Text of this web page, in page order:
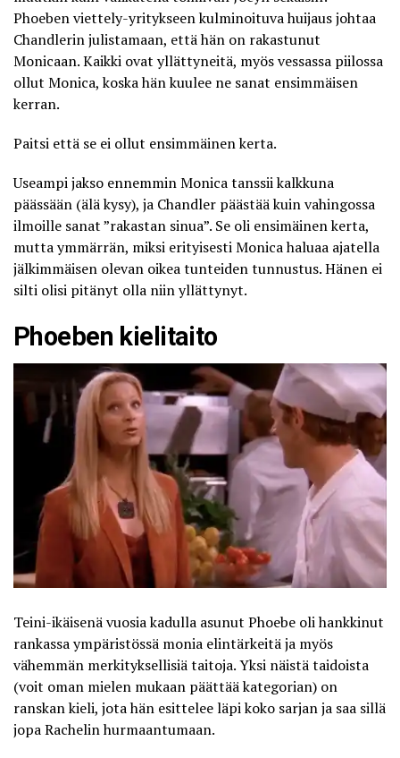
Phoeben viettely-yritykseen kulminoituva huijaus johtaa
Chandlerin julistamaan, että hän on rakastunut
Monicaan. Kaikki ovat yllättyneitä, myös vessassa piilossa
ollut Monica, koska hän kuulee ne sanat ensimmäisen
kerran.
Paitsi että se ei ollut ensimmäinen kerta.
Useampi jakso ennemmin Monica tanssii kalkkuna
päässään (älä kysy), ja Chandler päästää kuin vahingossa
ilmoille sanat ”rakastan sinua”. Se oli ensimäinen kerta,
mutta ymmärrän, miksi erityisesti Monica haluaa ajatella
jälkimmäisen olevan oikea tunteiden tunnustus. Hänen ei
silti olisi pitänyt olla niin yllättynyt.
Phoeben kielitaito
Teini-ikäisenä vuosia kadulla asunut Phoebe oli hankkinut
rankassa ympäristössä monia elintärkeitä ja myös
vähemmän merkityksellisiä taitoja. Yksi näistä taidoista
(voit oman mielen mukaan päättää kategorian) on
ranskan kieli, jota hän esittelee läpi koko sarjan ja saa sillä
jopa Rachelin hurmaantumaan.